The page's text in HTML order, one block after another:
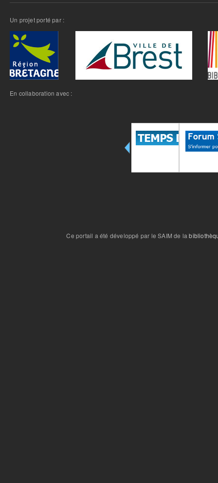
Un projet porté par :
En collaboration avec :
Ce portail a été développé par le SAIM de la